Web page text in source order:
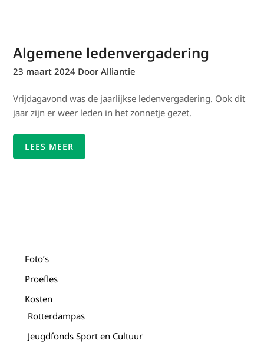
Algemene ledenvergadering
23 maart 2024 Door Alliantie
Vrijdagavond was de jaarlijkse ledenvergadering. Ook dit
jaar zijn er weer leden in het zonnetje gezet.
LEES MEER
Foto’s
Proefles
Kosten
Rotterdampas
Jeugdfonds Sport en Cultuur